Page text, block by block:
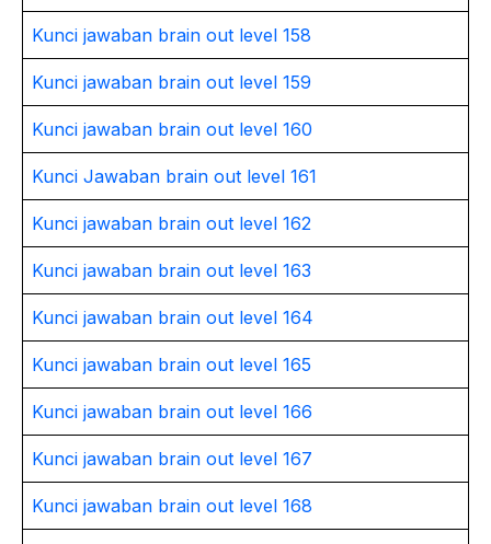
Kunci jawaban brain out level 158
Kunci jawaban brain out level 159
Kunci jawaban brain out level 160
Kunci Jawaban brain out level 161
Kunci jawaban brain out level 162
Kunci jawaban brain out level 163
Kunci jawaban brain out level 164
Kunci jawaban brain out level 165
Kunci jawaban brain out level 166
Kunci jawaban brain out level 167
Kunci jawaban brain out level 168